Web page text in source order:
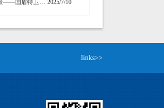
粤浙携手筑平安，共绘行业新图景——国盾特卫与安邦科技战略合作暨人防一体化项目签约仪式圆满举行 2025/7/10
links>>